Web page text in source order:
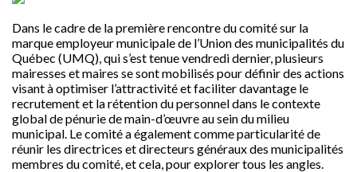
Dans le cadre de la première rencontre du comité sur la
marque employeur municipale de l’Union des municipalités du
Québec (UMQ), qui s’est tenue vendredi dernier, plusieurs
mairesses et maires se sont mobilisés pour définir des actions
visant à optimiser l’attractivité et faciliter davantage le
recrutement et la rétention du personnel dans le contexte
global de pénurie de main-d’œuvre au sein du milieu
municipal. Le comité a également comme particularité de
réunir les directrices et directeurs généraux des municipalités
membres du comité, et cela, pour explorer tous les angles.